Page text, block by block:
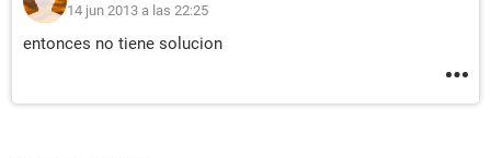
14 jun 2013 a las 22:25
entonces no tiene solucion